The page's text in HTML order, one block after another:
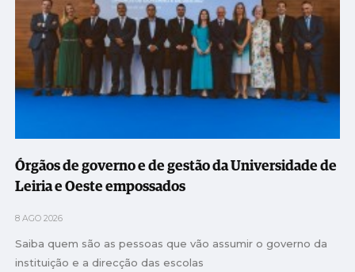
Órgãos de governo e de gestão da Universidade de
Leiria e Oeste empossados
8 AGO 2026
Saiba quem são as pessoas que vão assumir o governo da
instituição e a direcção das escolas